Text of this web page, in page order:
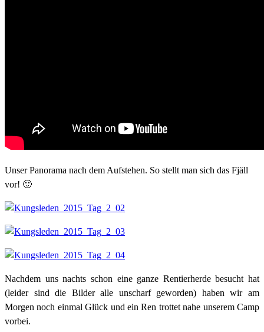
Unser Panorama nach dem Aufstehen. So stellt man sich das Fjäll
vor! 🙂
Nachdem uns nachts schon eine ganze Rentierherde besucht hat
(leider sind die Bilder alle unscharf geworden) haben wir am
Morgen noch einmal Glück und ein Ren trottet nahe unserem Camp
vorbei.